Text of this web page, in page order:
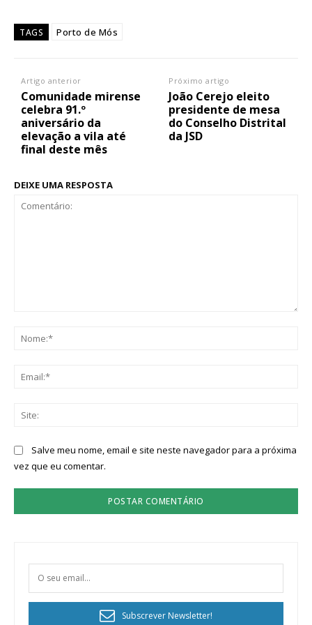
TAGS Porto de Mós
Artigo anterior
Comunidade mirense
celebra 91.º
aniversário da
elevação a vila até
final deste mês
Próximo artigo
João Cerejo eleito
presidente de mesa
do Conselho Distrital
da JSD
DEIXE UMA RESPOSTA
Salve meu nome, email e site neste navegador para a próxima
vez que eu comentar.
Subscrever Newsletter!